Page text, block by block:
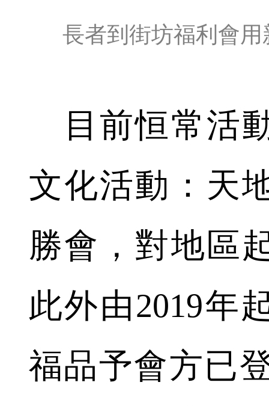
長者到街坊福利會
目前恒常活
文化活動：天
勝會，對地區
此外由2019年
福品予會方已